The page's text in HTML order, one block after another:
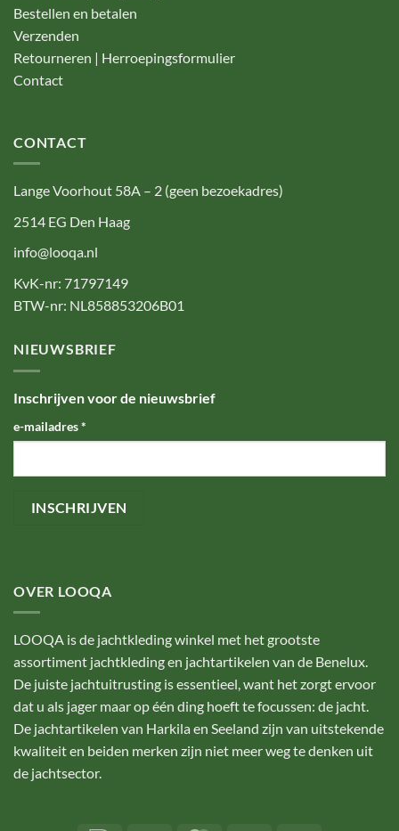
Bestellen en betalen
Verzenden
Retourneren | Herroepingsformulier
Contact
CONTACT
Lange Voorhout 58A – 2 (geen bezoekadres)
2514 EG Den Haag
info@looqa.nl
KvK-nr: 71797149
BTW-nr: NL858853206B01
NIEUWSBRIEF
Inschrijven voor de nieuwsbrief
e-mailadres*
OVER LOOQA
LOOQA is de jachtkleding winkel met het grootste
assortiment jachtkleding en jachtartikelen van de Benelux.
De juiste jachtuitrusting is essentieel, want het zorgt ervoor
dat u als jager maar op één ding hoeft te focussen: de jacht.
De jachtartikelen van Harkila en Seeland zijn van uitstekende
kwaliteit en beiden merken zijn niet meer weg te denken uit
de jachtsector.